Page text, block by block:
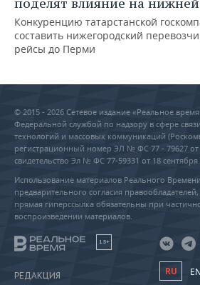
Конкуренцию татарстанской
составить нижегородский
рейсы до Перми
© 2015 - 2026 Сетевое издание «Реальное
Федеральной службой по надзору в сфере
технологий и массовых коммуникаций
регистрационный номер ЭЛ № ФС 77 - 79627 от
свидетельство Эл № ФС 77-59331 от 18 сентября
Использование материалов Реального
предварительного согласия
прямая гиперссылка обязательны при
воспроизведении материалов.
18+
РЕДАКЦИЯ RU EN